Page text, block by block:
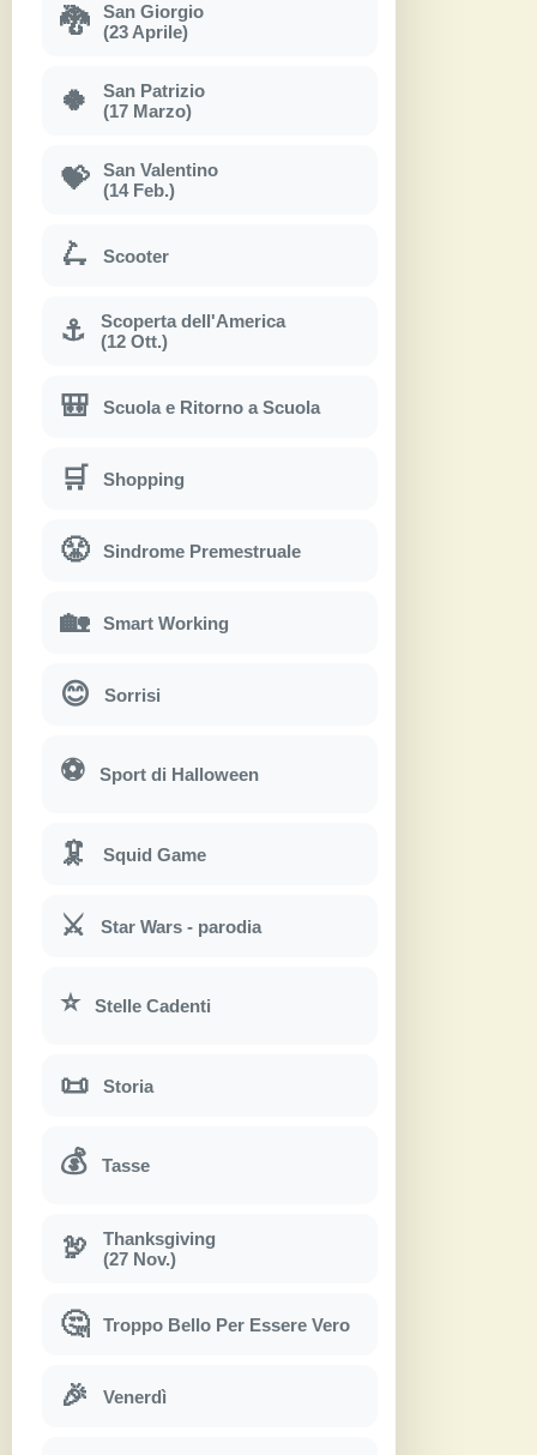
🐉
San Giorgio
(23 Aprile)
🍀
San Patrizio
(17 Marzo)
💝
San Valentino
(14 Feb.)
🛴 Scooter
⚓
Scoperta dell'America
(12 Ott.)
🎒 Scuola e Ritorno a Scuola
🛒 Shopping
😤 Sindrome Premestruale
🏡 Smart Working
😊 Sorrisi
⚽ Sport di Halloween
🦑 Squid Game
⚔ Star Wars - parodia
⭐ Stelle Cadenti
📜 Storia
💰 Tasse
🦃
Thanksgiving
(27 Nov.)
🤔 Troppo Bello Per Essere Vero
🎉 Venerdì